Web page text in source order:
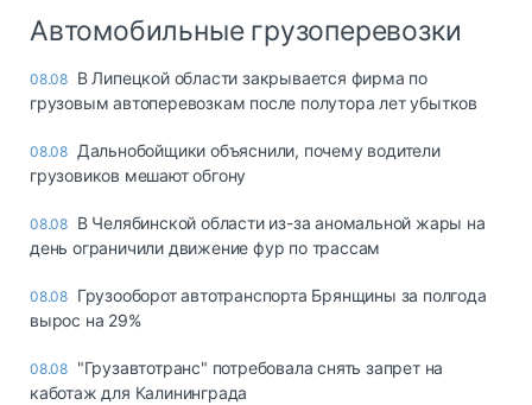
Автомобильные грузоперевозки
08.08 В Липецкой области закрывается фирма по
грузовым автоперевозкам после полутора лет убытков
08.08 Дальнобойщики объяснили, почему водители
грузовиков мешают обгону
08.08 В Челябинской области из-за аномальной жары на
день ограничили движение фур по трассам
08.08 Грузооборот автотранспорта Брянщины за полгода
вырос на 29%
08.08 "Грузавтотранс" потребовала снять запрет на
каботаж для Калининграда